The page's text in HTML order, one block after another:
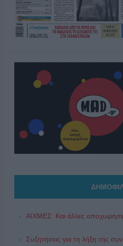
ΑΙΧΜΕΣ: Και άλλες
Συζητήσεις για τη λήξη της